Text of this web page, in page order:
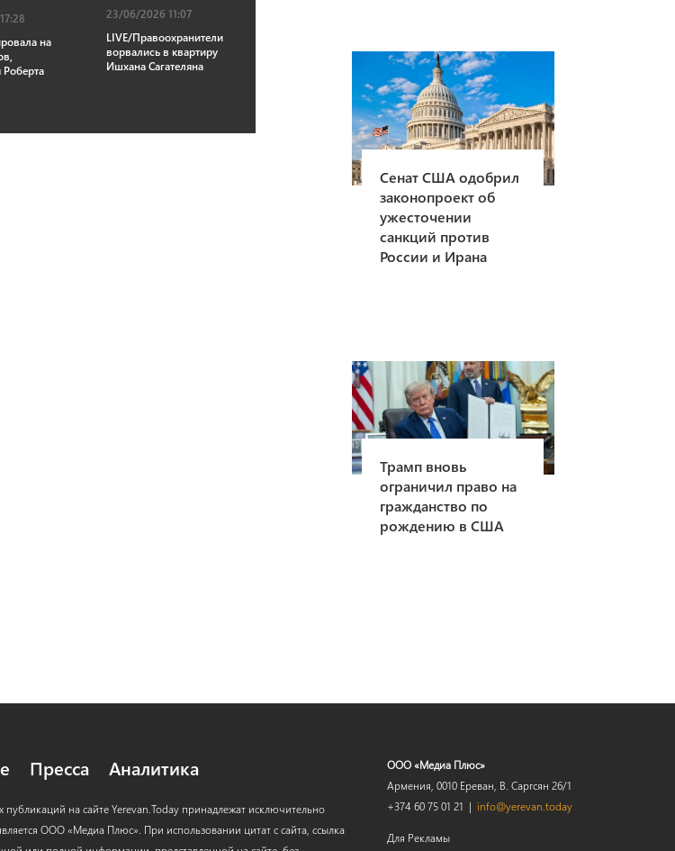
на
23/06/2026 11:07
LIVE/Правоохранители
ворвались в квартиру
Ишхана Сагателяна
Сенат США одобрил
законопроект об
ужесточении
санкций против
России и Ирана
Трамп вновь
ограничил право на
гражданство по
рождению в США
Пресса Аналитика
на сайте Yerevan.Today принадлежат исключительно
ООО «Медиа Плюс». При использовании цитат с сайта, ссылка
ООО «Медиа Плюс»
Армения, 0010 Ереван, В. Саргсян 26/1
+374 60 75 01 21 | info@yerevan.today
Для Рекламы